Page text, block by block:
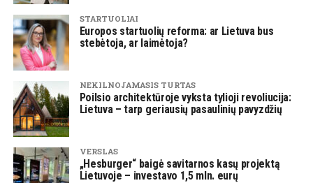
STARTUOLIAI
Europos startuolių reforma: ar Lietuva bus
stebėtoja, ar laimėtoja?
NEKILNOJAMASIS TURTAS
Poilsio architektūroje vyksta tylioji revoliucija:
Lietuva – tarp geriausių pasaulinių pavyzdžių
VERSLAS
„Hesburger“ baigė savitarnos kasų projektą
Lietuvoje – investavo 1,5 mln. eurų